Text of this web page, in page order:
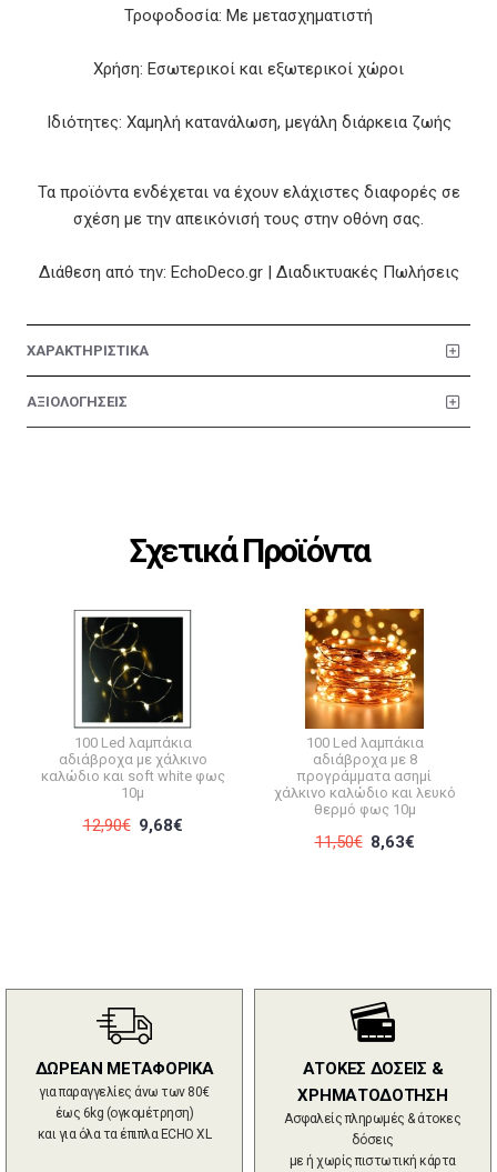
Τροφοδοσία: Με μετασχηματιστή
Χρήση: Εσωτερικοί και εξωτερικοί χώροι
Ιδιότητες: Χαμηλή κατανάλωση, μεγάλη διάρκεια ζωής
Τα προϊόντα ενδέχεται να έχουν ελάχιστες διαφορές σε
σχέση με την απεικόνισή τους στην οθόνη σας.
Διάθεση από την: EchoDeco.gr | Διαδικτυακές Πωλήσεις
ΧΑΡΑΚΤΗΡΙΣΤΙΚΑ
ΑΞΙΟΛΟΓΗΣΕΙΣ
Σχετικά Προϊόντα
100 Led λαμπάκια
αδιάβροχα με χάλκινο
καλώδιο και soft white φως
10μ
12,90€ 9,68€
100 Led λαμπάκια
αδιάβροχα με 8
προγράμματα ασημί
χάλκινο καλώδιο και λευκό
θερμό φως 10μ
11,50€ 8,63€
ΔΩΡΕΑΝ ΜΕΤΑΦΟΡΙΚΑ
για παραγγελίες άνω των 80€
έως 6kg (ογκομέτρηση)
και για όλα τα έπιπλα ECHO XL
ΑΤΟΚΕΣ ΔΟΣΕΙΣ &
ΧΡΗΜΑΤΟΔΟΤΗΣΗ
Ασφαλείς πληρωμές & άτοκες
δόσεις
με ή χωρίς πιστωτική κάρτα